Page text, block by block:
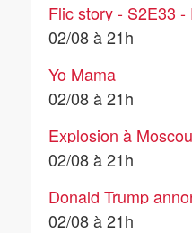
Flic story - S2E33
St Quentin - Episode
02/08 à 21h
Yo Mama
02/08 à 21h
Explosion à
gradé : le maire
02/08 à 21h
Donald Trump
des frappes
02/08 à 21h